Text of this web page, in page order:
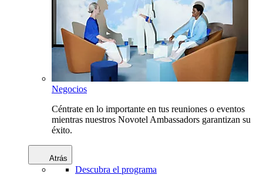
Negocios
Céntrate en lo importante en tus reuniones o eventos
mientras nuestros Novotel Ambassadors garantizan su
éxito.
Atrás
Descubra el programa